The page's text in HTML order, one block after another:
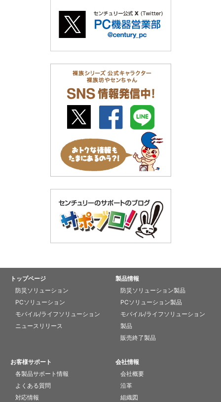
トップページ
防災ソリューション
PCソリューション
モバイル/ライフソリューション
ニュースリリース
製品情報
防災ソリューション製品
PCソリューション製品
モバイル/ライフソリューション
製品
販売終了製品
お客様サポート
各製品サポート情報
よくある質問
対応情報
会社情報
会社概要
沿革
組織図